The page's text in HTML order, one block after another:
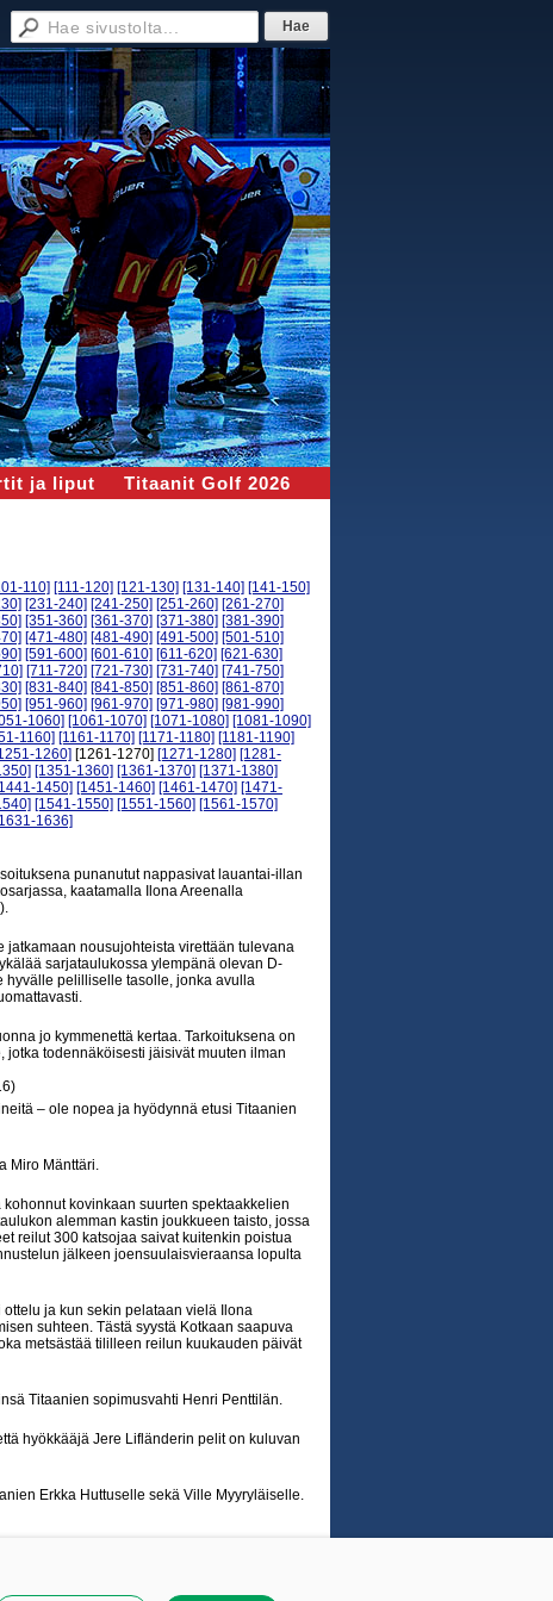
ja liput Titaanit Golf 2026
110] [111-120] [121-130] [131-140] [141-150]
[231-240] [241-250] [251-260] [261-270]
[351-360] [361-370] [371-380] [381-390]
[471-480] [481-490] [491-500] [501-510]
[591-600] [601-610] [611-620] [621-630]
[711-720] [721-730] [731-740] [741-750]
[831-840] [841-850] [851-860] [861-870]
[951-960] [961-970] [971-980] [981-990]
1060] [1061-1070] [1071-1080] [1081-1090]
1160] [1161-1170] [1171-1180] [1181-1190]
1260] [1261-1270] [1271-1280] [1281-
[1351-1360] [1361-1370] [1371-1380]
1450] [1451-1460] [1461-1470] [1471-
[1541-1550] [1551-1560] [1561-1570]
1636]
punanutut nappasivat lauantai-illan
kaatamalla Ilona Areenalla
jatkamaan nousujohteista virettään tulevana
sarjataulukossa ylempänä olevan D-
hyvälle pelilliselle tasolle, jonka avulla
jo kymmenettä kertaa. Tarkoituksena on
todennäköisesti jäisivät muuten ilman
– ole nopea ja hyödynnä etusi Titaanien
Miro Mänttäri.
kovinkaan suurten spektaakkelien
alemman kastin joukkueen taisto, jossa
reilut 300 katsojaa saivat kuitenkin poistua
jälkeen joensuulaisvieraansa lopulta
ja kun sekin pelataan vielä Ilona
suhteen. Tästä syystä Kotkaan saapuva
metsästää tililleen reilun kuukauden päivät
Titaanien sopimusvahti Henri Penttilän.
hyökkääjä Jere Lifländerin pelit on kuluvan
Erkka Huttuselle sekä Ville Myyryläiselle.